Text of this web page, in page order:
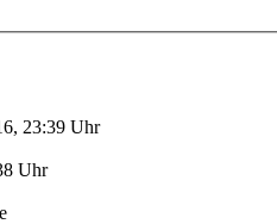
23:39 Uhr
Uhr